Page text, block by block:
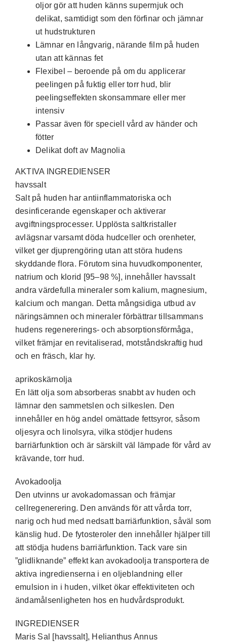
oljor gör att huden känns supermjuk och
delikat, samtidigt som den förfinar och jämnar
ut hudstrukturen
Lämnar en långvarig, närande film på huden
utan att kännas fet
Flexibel – beroende på om du applicerar
peelingen på fuktig eller torr hud, blir
peelingseffekten skonsammare eller mer
intensiv
Passar även för speciell vård av händer och
fötter
Delikat doft av Magnolia
AKTIVA INGREDIENSER
havssalt
Salt på huden har antiinflammatoriska och
desinficerande egenskaper och aktiverar
avgiftningsprocesser. Upplösta saltkristaller
avlägsnar varsamt döda hudceller och orenheter,
vilket ger djuprengöring utan att störa hudens
skyddande flora. Förutom sina huvudkomponenter,
natrium och klorid [95–98 %], innehåller havssalt
andra värdefulla mineraler som kalium, magnesium,
kalcium och mangan. Detta mångsidiga utbud av
näringsämnen och mineraler förbättrar tillsammans
hudens regenererings- och absorptionsförmåga,
vilket främjar en revitaliserad, motståndskraftig hud
och en fräsch, klar hy.
aprikoskärnolja
En lätt olja som absorberas snabbt av huden och
lämnar den sammetslen och silkeslen. Den
innehåller en hög andel omättade fettsyror, såsom
oljesyra och linolsyra, vilka stödjer hudens
barriärfunktion och är särskilt väl lämpade för vård av
krävande, torr hud.
Avokadoolja
Den utvinns ur avokadomassan och främjar
cellregenerering. Den används för att vårda torr,
narig och hud med nedsatt barriärfunktion, såväl som
känslig hud. De fytosteroler den innehåller hjälper till
att stödja hudens barriärfunktion. Tack vare sin
”glidliknande” effekt kan avokadoolja transportera de
aktiva ingredienserna i en oljeblandning eller
emulsion in i huden, vilket ökar effektiviteten och
ändamålsenligheten hos en hudvårdsprodukt.
INGREDIENSER
Maris Sal [havssalt], Helianthus Annus